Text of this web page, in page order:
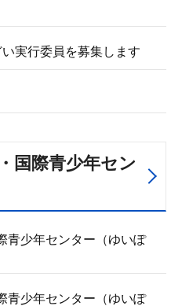
実行委員を募集します
国際青少年セン
青少年センター（ゆいぽ
青少年センター（ゆいぽ